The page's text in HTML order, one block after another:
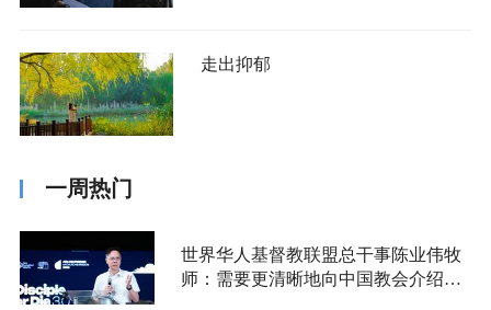
走出抑郁
一周热门
世界华人基督教联盟总干事陈业伟牧
师：需要更清晰地向中国教会介绍福